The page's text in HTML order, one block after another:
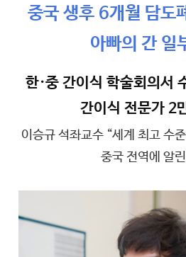
중국 생후 6개월 담도
아빠의 간 일
한·중 간이식 학술회의서
간이식 전문가 2
이승규 석좌교수 “세계 최고 수
중국 전역에 알